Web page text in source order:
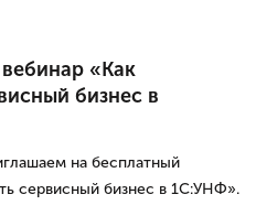
«Как
бизнес в
на бесплатный
сервисный бизнес в 1С:УНФ».